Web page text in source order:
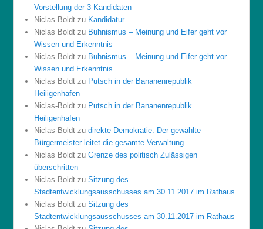
Vorstellung der 3 Kandidaten
Niclas Boldt zu Kandidatur
Niclas Boldt zu Buhnismus – Meinung und Eifer geht vor
Wissen und Erkenntnis
Niclas Boldt zu Buhnismus – Meinung und Eifer geht vor
Wissen und Erkenntnis
Niclas Boldt zu Putsch in der Bananenrepublik
Heiligenhafen
Niclas-Boldt zu Putsch in der Bananenrepublik
Heiligenhafen
Niclas-Boldt zudirekte Demokratie: Der gewählte
Bürgermeister leitet die gesamte Verwaltung
Niclas Boldt zuGrenze des politisch Zulässigen
überschritten
Niclas-Boldt zuSitzung des
Stadtentwicklungsausschusses am 30.11.2017 im Rathaus
Niclas Boldt zuSitzung des
Stadtentwicklungsausschusses am 30.11.2017 im Rathaus